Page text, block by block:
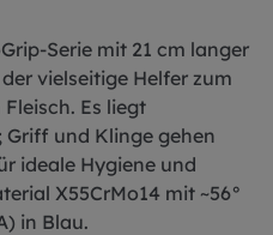
Serie mit 21 cm langer
vielseitige Helfer zum
Es liegt
und Klinge gehen
ideale Hygiene und
X55CrMo14 mit ~56°
in Blau.